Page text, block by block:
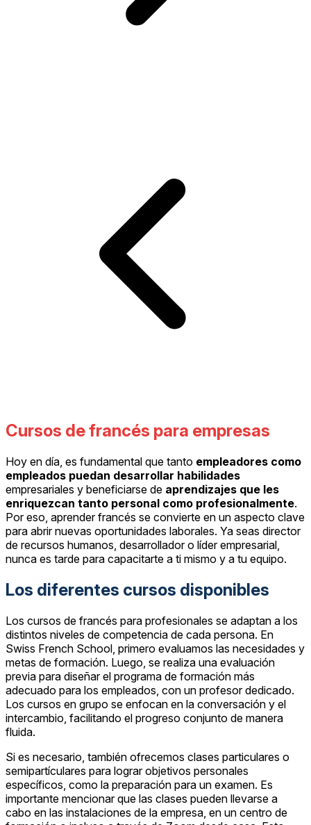
Cursos de francés para empresas
Hoy en día, es fundamental que tanto empleadores como
empleados puedan desarrollar habilidades
empresariales y beneficiarse de aprendizajes que les
enriquezcan tanto personal como profesionalmente.
Por eso, aprender francés se convierte en un aspecto clave
para abrir nuevas oportunidades laborales. Ya seas director
de recursos humanos, desarrollador o líder empresarial,
nunca es tarde para capacitarte a ti mismo y a tu equipo.
Los diferentes cursos disponibles
Los cursos de francés para profesionales se adaptan a los
distintos niveles de competencia de cada persona. En
Swiss French School, primero evaluamos las necesidades y
metas de formación. Luego, se realiza una evaluación
previa para diseñar el programa de formación más
adecuado para los empleados, con un profesor dedicado.
Los cursos en grupo se enfocan en la conversación y el
intercambio, facilitando el progreso conjunto de manera
fluida.
Si es necesario, también ofrecemos clases particulares o
semipartículares para lograr objetivos personales
específicos, como la preparación para un examen. Es
importante mencionar que las clases pueden llevarse a
cabo en las instalaciones de la empresa, en un centro de